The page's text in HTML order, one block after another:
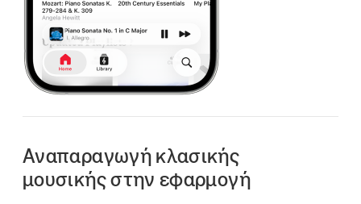
Αναπαραγωγή κλασικής
μουσικής στην εφαρμογή